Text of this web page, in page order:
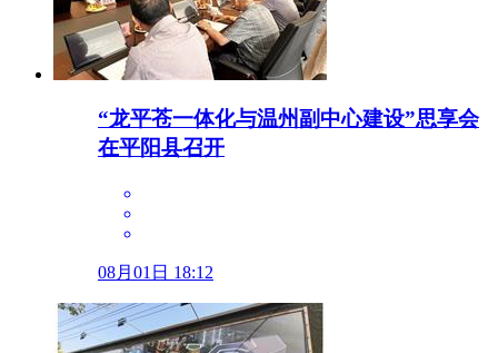
“龙平苍一体化与温州副中心建设”思享会
在平阳县召开
08月01日 18:12